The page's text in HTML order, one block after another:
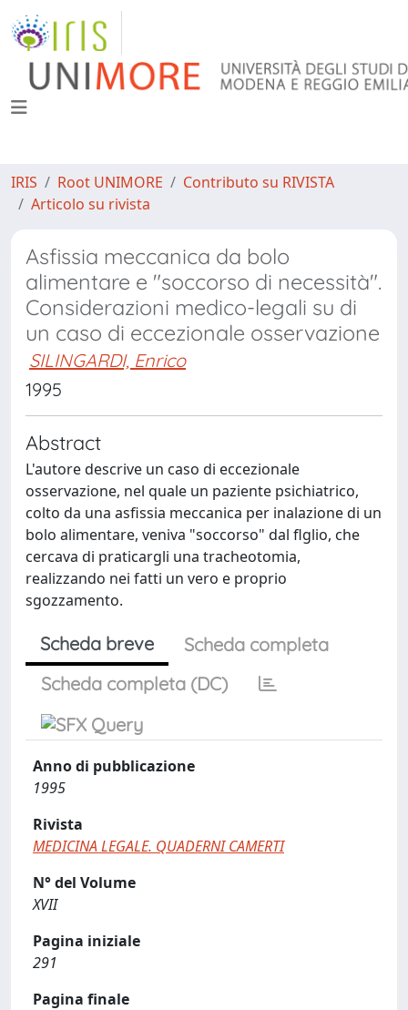
IRIS Root UNIMORE
Contributo su RIVISTA
Articolo su rivista
Asfissia meccanica da bolo
alimentare e "soccorso di necessità".
Considerazioni medico-legali su di
un caso di eccezionale osservazione
SILINGARDI, Enrico
1995
Abstract
L'autore descrive un caso di eccezionale
osservazione, nel quale un paziente psichiatrico,
colto da una asfissia meccanica per inalazione di un
bolo alimentare, veniva "soccorso" dal flglio, che
cercava di praticargli una tracheotomia,
realizzando nei fatti un vero e proprio
sgozzamento.
Scheda breve
Scheda completa
Scheda completa (DC)
Anno di pubblicazione
1995
Rivista
MEDICINA LEGALE. QUADERNI CAMERTI
N° del Volume
XVII
Pagina iniziale
291
Pagina finale